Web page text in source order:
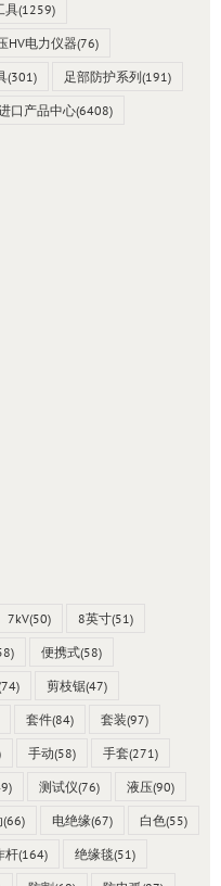
具(1259)
HV电力仪器(76)
(301) 足部防护系列(191)
口产品中心(6408)
7kV(50) 8英寸(51)
便携式(58)
剪枝锯(47)
套件(84) 套装(97)
手动(58) 手套(271)
测试仪(76) 液压(90)
(66) 电绝缘(67) 白色(55)
杆(164) 绝缘毯(51)